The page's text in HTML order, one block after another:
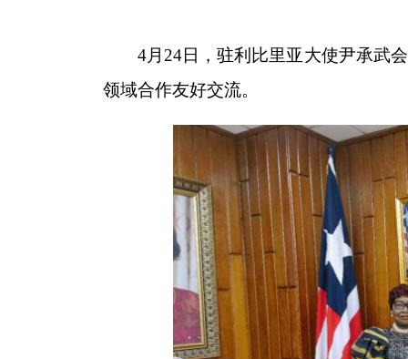
4月24日，驻利比里亚大使尹承武
领域合作友好交流。